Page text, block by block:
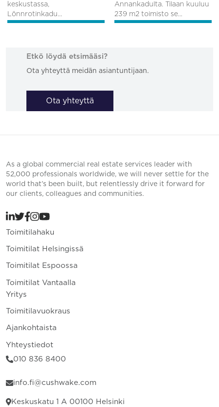
keskustassa,
Lönnrotinkadu...
Annankadulta. Tilaan kuuluu
239 m2 toimisto se...
Etkö löydä etsimääsi?
Ota yhteyttä meidän asiantuntijaan.
Ota yhteyttä
As a global commercial real estate services leader with
52,000 professionals worldwide, we will never settle for the
world that’s been built, but relentlessly drive it forward for
our clients, colleagues and communities.
Toimitilahaku
Toimitilat Helsingissä
Toimitilat Espoossa
Toimitilat Vantaalla
Yritys
Toimitilavuokraus
Ajankohtaista
Yhteystiedot
010 836 8400
info.fi@cushwake.com
Keskuskatu 1 A 00100 Helsinki